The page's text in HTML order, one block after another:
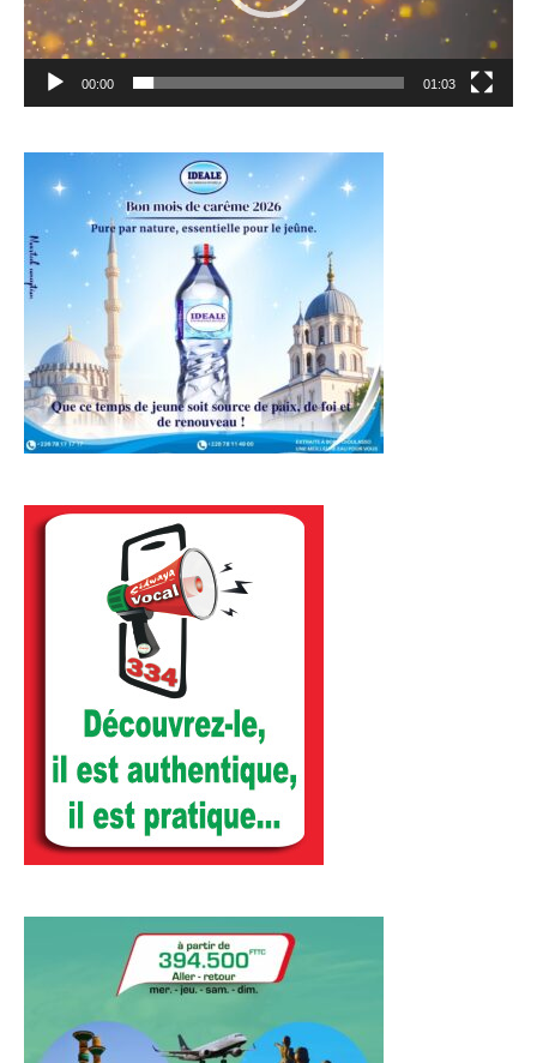
00:00 01:03